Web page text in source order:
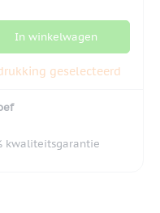
In winkelwagen
geselecteerd
kwaliteitsgarantie